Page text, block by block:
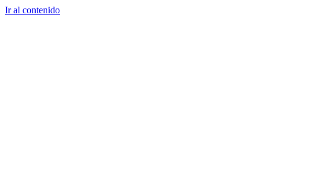
Ir al contenido